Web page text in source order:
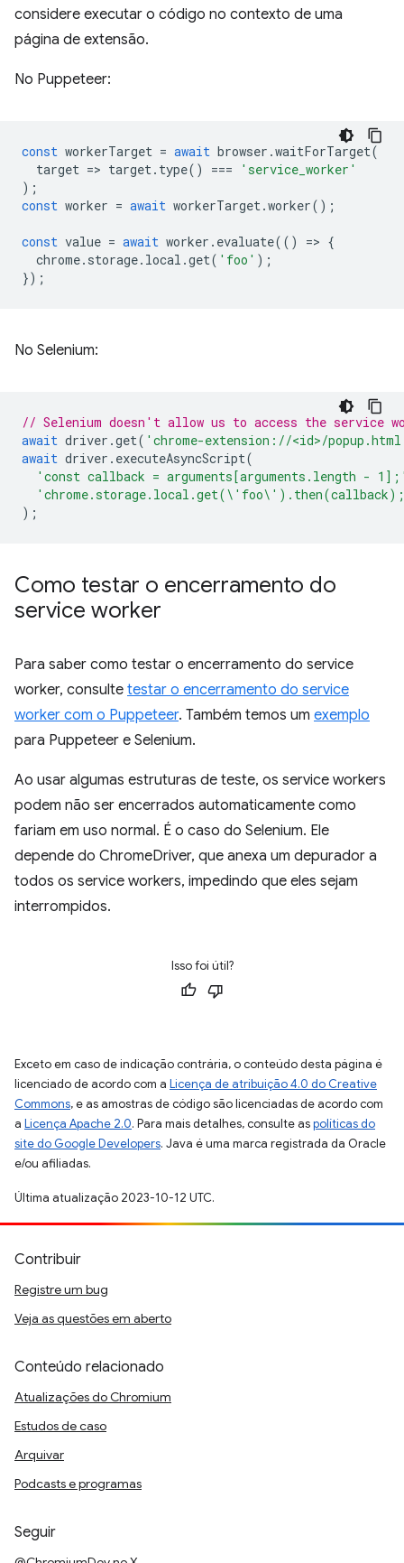
considere executar o código no contexto de uma
página de extensão.
No Puppeteer:
const workerTarget = await browser .waitForTarget(
target => target. type() ===
'service_worker'
);
const worker = await workerTarget.worker();
const value = await worker . evaluate(() => {
chrome. storage. local .get( 'foo' );
});
No Selenium:
// Selenium doesn't allow us to access the service
await driver .get( 'chrome-extension://<id>/
await driver . executeAsyncScript(
'const callback = arguments[arguments.length -
);
Como testar o encerramento do
service worker
Para saber como testar o encerramento do service
worker, consulte testar o encerramento do service
worker com o Puppeteer. Também temos um exemplo
para Puppeteer e Selenium.
Ao usar algumas estruturas de teste, os service workers
podem não ser encerrados automaticamente como
fariam em uso normal. É o caso do Selenium. Ele
depende do ChromeDriver, que anexa um depurador a
todos os service workers, impedindo que eles sejam
interrompidos.
Isso foi útil?
Exceto em caso de indicação contrária, o conteúdo desta página é
licenciado de acordo com a Licença de atribuição 4.0 do Creative
Commons, e as amostras de código são licenciadas de acordo com
a Licença Apache 2.0. Para mais detalhes, consulte aspolíticas do
site do Google Developers. Java é uma marca registrada da Oracle
e/ou afiliadas.
Última atualização 2023-10-12 UTC.
Contribuir
Registre um bug
Veja as questões em aberto
Conteúdo relacionado
Atualizações do Chromium
Estudos de caso
Arquivar
Podcasts e programas
Seguir